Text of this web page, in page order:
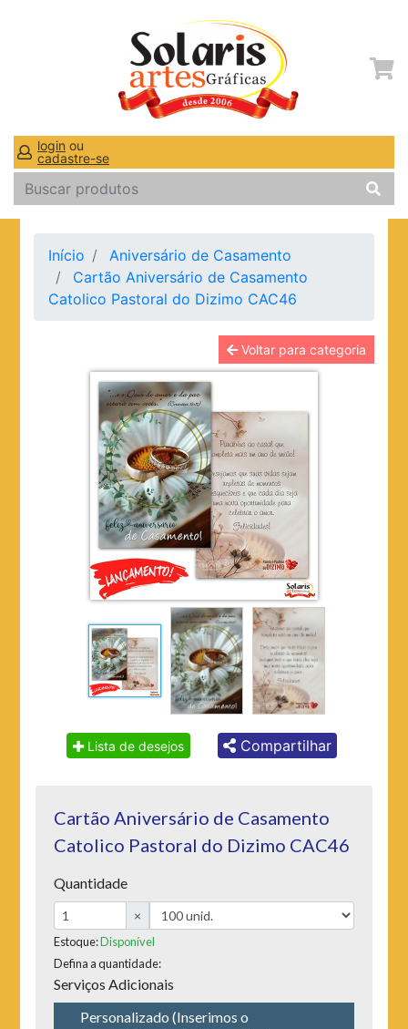
login ou
cadastre-se
Início
Aniversário de Casamento
Cartão Aniversário de Casamento
Catolico Pastoral do Dizimo CAC46
Voltar para categoria
Lista de desejos Compartilhar
Cartão Aniversário de Casamento
Catolico Pastoral do Dizimo CAC46
Quantidade
×
Estoque:Disponível
Defina a quantidade:
Serviços Adicionais
Personalizado (Inserimos o